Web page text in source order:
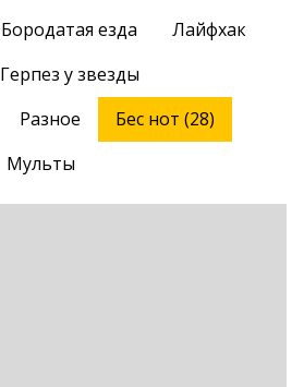
Бородатая езда
Лайфхак
Герпез у звезды
Разное
Бес нот (28)
Мульты